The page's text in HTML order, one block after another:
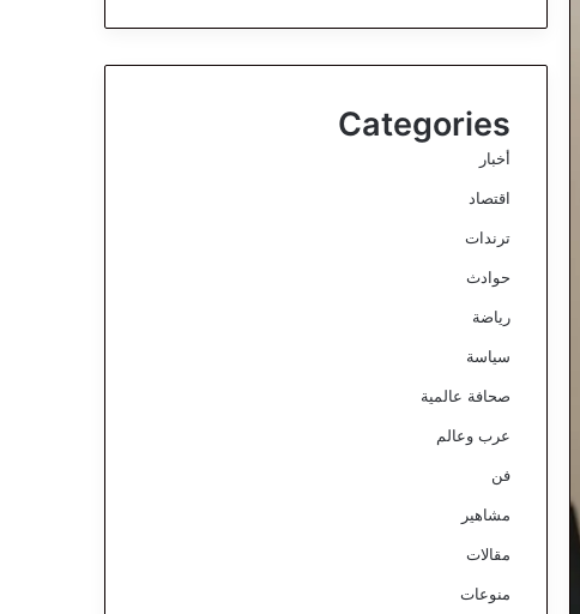
Categories
أخبار
اقتصاد
ترندات
حوادث
رياضة
سياسة
صحافة عالمية
عرب وعالم
فن
مشاهير
مقالات
منوعات